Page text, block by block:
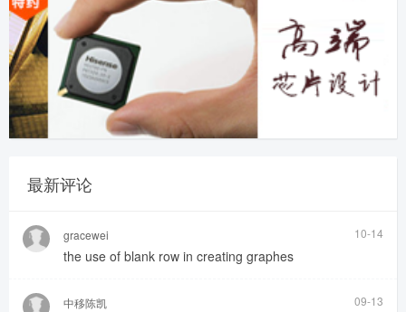
最新评论
gracewei 10-14
the use of blank row in creating graphes
中移陈凯 09-13